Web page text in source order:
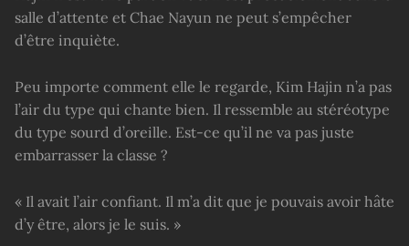
salle d’attente et Chae Nayun ne peut s’empêcher
d’être inquiète.
Peu importe comment elle le regarde, Kim Hajin n’a pas
l’air du type qui chante bien. Il ressemble au stéréotype
du type sourd d’oreille. Est-ce qu’il ne va pas juste
embarrasser la classe ?
« Il avait l’air confiant. Il m’a dit que je pouvais avoir hâte
d’y être, alors je le suis. »